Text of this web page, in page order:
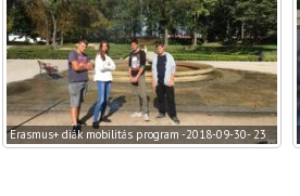
Erasmus+ diák mobilitás program -2018-09-30- 23